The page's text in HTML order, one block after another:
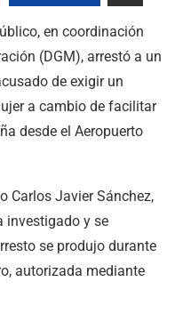
en coordinación
(DGM), arrestó a un
de exigir un
a cambio de facilitar
desde el Aeropuerto
Carlos Javier Sánchez,
investigado y se
se produjo durante
autorizada mediante